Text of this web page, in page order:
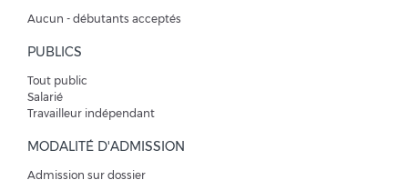
Aucun - débutants acceptés
PUBLICS
Tout public
Salarié
Travailleur indépendant
MODALITÉ D'ADMISSION
Admission sur dossier